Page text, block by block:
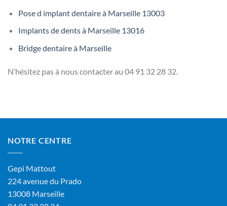
Pose d implant dentaire à Marseille 13003
Implants de dents à Marseille 13016
Bridge dentaire à Marseille
N’hésitez pas à nous contacter au 04 91 32 28 32.
NOTRE CENTRE
Gepi Mattout
224 avenue du Prado
13008 Marseille